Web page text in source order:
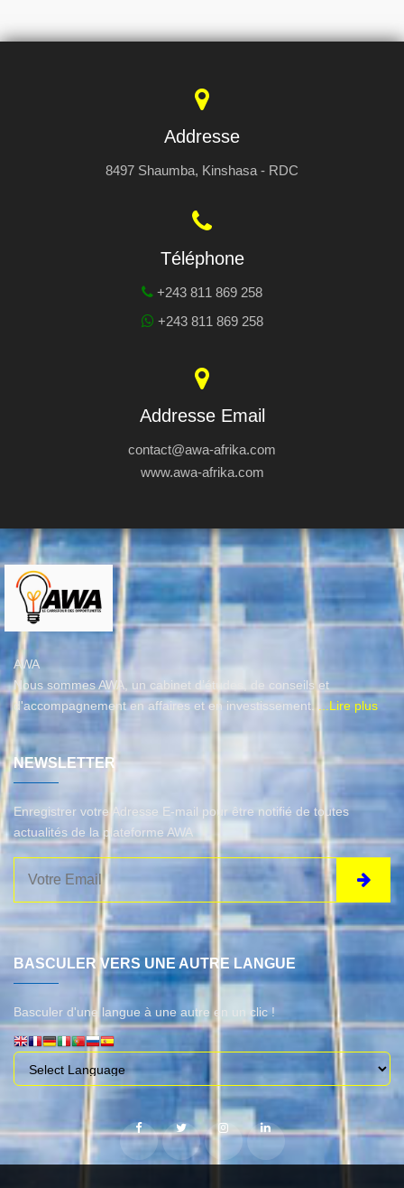
Addresse
8497 Shaumba, Kinshasa - RDC
Téléphone
+243 811 869 258
+243 811 869 258
Addresse Email
contact@awa-afrika.com
www.awa-afrika.com
AWA
Nous sommes AWA, un cabinet d’études, de conseils et
d'accompagnement en affaires et en investissement.
...Lire plus
NEWSLETTER
Enregistrer votre Adresse E-mail pour être notifié de toutes
actualités de la plateforme AWA
BASCULER VERS UNE AUTRE LANGUE
Basculer d'une langue à une autre en un clic !